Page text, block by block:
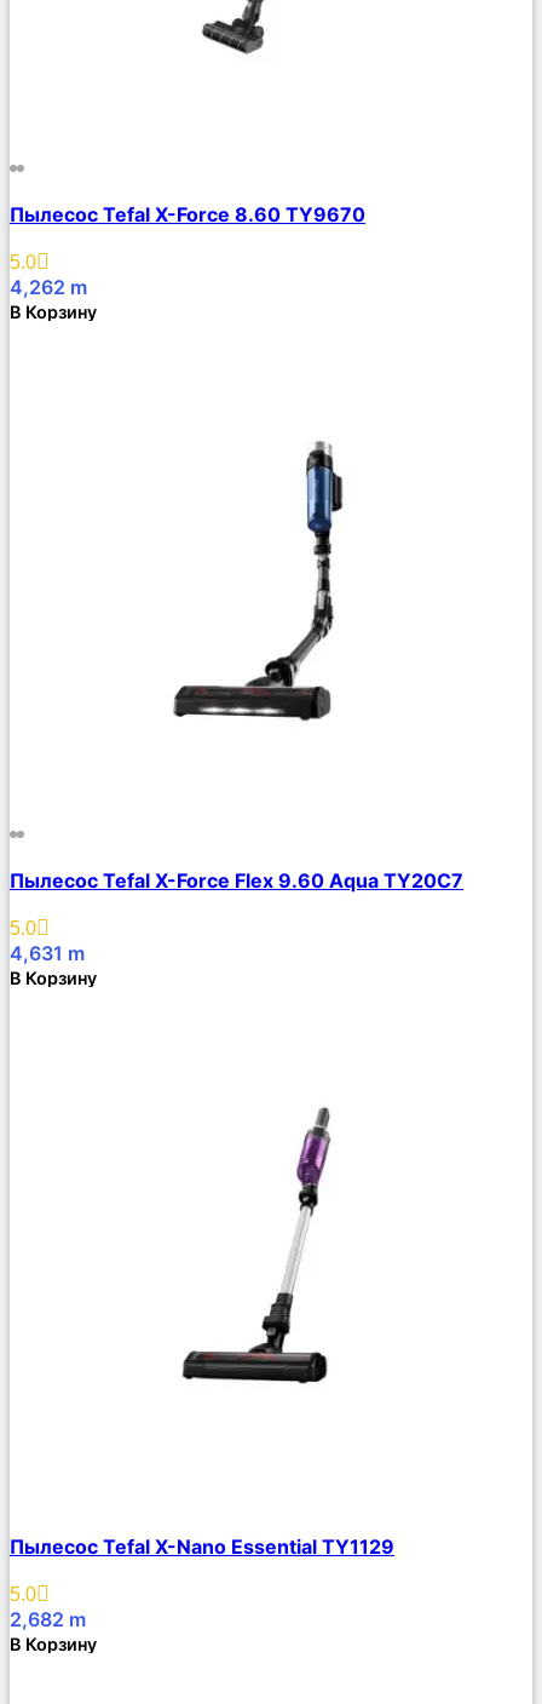
Описание
Избранное
Пылесос Tefal X-Force 8.60 TY9670
5.0
4,262 m
В Корзину
Описание
Избранное
Пылесос Tefal X-Force Flex 9.60 Aqua TY20C7
5.0
4,631 m
В Корзину
Описание
Избранное
Пылесос Tefal X-Nano Essential TY1129
5.0
2,682 m
В Корзину